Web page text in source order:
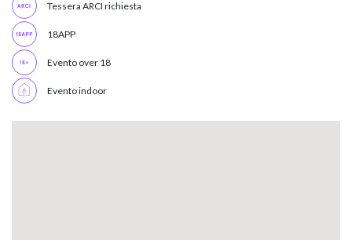
Tessera ARCI richiesta
18APP
Evento over 18
Evento indoor